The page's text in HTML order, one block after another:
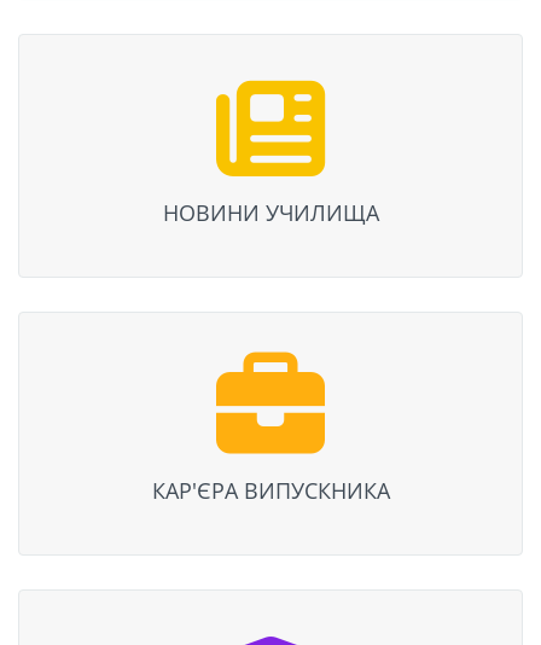
НОВИНИ УЧИЛИЩА
КАР'ЄРА ВИПУСКНИКА